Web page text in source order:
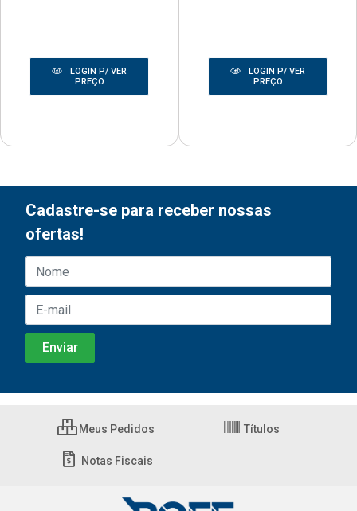
LOGIN P/ VER
PREÇO
LOGIN P/ VER
PREÇO
Cadastre-se para receber nossas
ofertas!
Meus Pedidos Títulos
Notas Fiscais